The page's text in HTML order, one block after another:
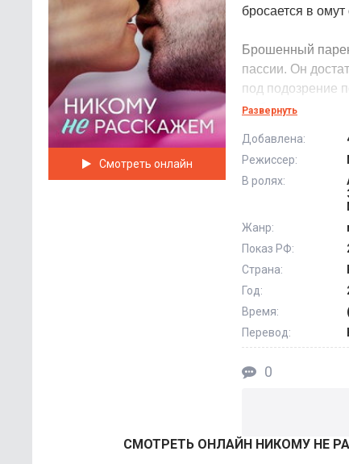
Смотреть онлайн
бросается в
Брошенный
пассии. Он
под подозрение
любимым врачом.
Но рассказать об
возникшей
пугает. Но его
Развернуть
Добавлена:
Режиссер:
В ролях:
Жанр:
Показ РФ:
Страна:
Год:
Время:
Перевод:
0
СМОТРEТЬ ОНЛАЙН НИКОМУ НЕ